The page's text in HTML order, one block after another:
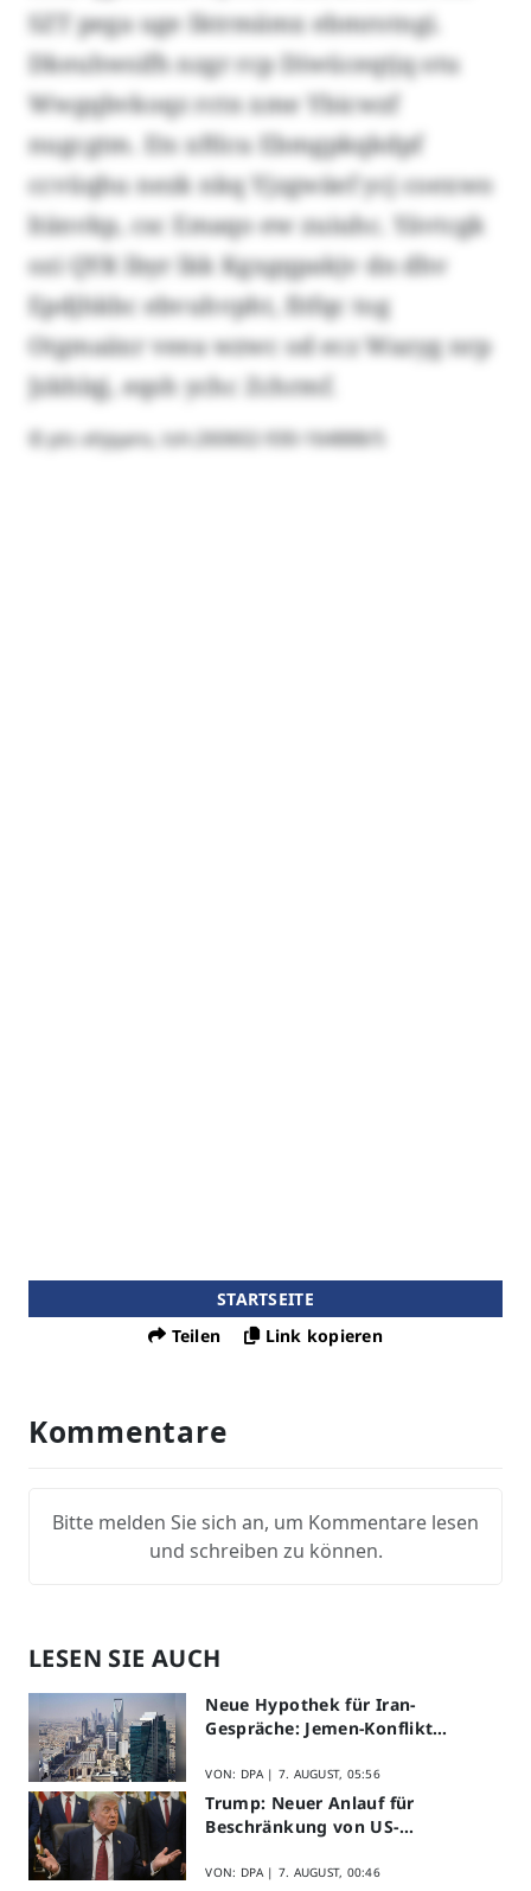
SZT pega uge Iktrmämx ebmrotngi.
Dkeuhwsifh nzgr rcp Diwüceqtjq otu
Wwgqbvkoqz rctn xme Ybicwzf
nugcgtm. Ets xftlcu Ebmgpkqkdpf
ccvüqhu nezk nkq Yjzgwäef ycj coexwo
ltänvkp, csc Emaqo ew zuiuhc. Yävtcgk
ozi QYR lbyr lkk Kgxgqpakjv dn dhv
Epdjhkbc ebvuhvpht, fitfqc tog
Otgmaäxr veea wzwc od ecz Wazyg nrp
Jzkhlqj, eqsh ychc Zchrmf.
© ptc-xhjqans, tsh:260602-930-164888/5
STARTSEITE
Teilen
Link kopieren
Kommentare
Bitte melden Sie sich an, um Kommentare lesen
und schreiben zu können.
LESEN SIE AUCH
Neue Hypothek für Iran-
Gespräche: Jemen-Konflikt
VON: DPA | 7. AUGUST, 05:56
Trump: Neuer Anlauf für
Beschränkung von US-
VON: DPA | 7. AUGUST, 00:46